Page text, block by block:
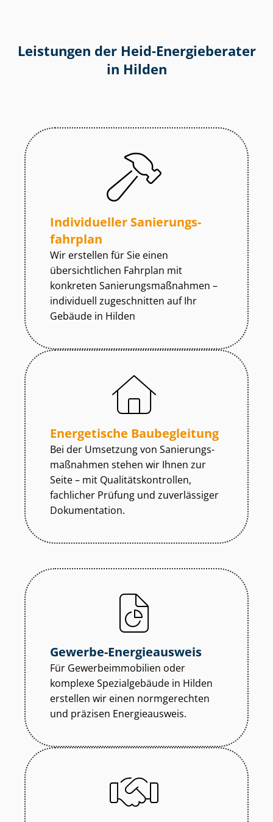
Leistungen der Heid-Energieberater
in Hilden
Individueller Sa­nie­rungs­
fahr­plan
Wir erstellen für Sie einen
übersichtlichen Fahrplan mit
konkreten Sa­nie­rungs­maß­nah­men –
individuell zugeschnitten auf Ihr
Gebäude in Hilden
Energetische Baubegleitung
Bei der Umsetzung von Sa­nie­rungs­
maß­nah­men stehen wir Ihnen zur
Seite – mit Qua­li­täts­kon­trol­len,
fachlicher Prüfung und zuverlässiger
Dokumentation.
Gewerbe-Energieausweis
Für Ge­wer­be­im­mo­bi­li­en oder
komplexe Spezialgebäude in Hilden
erstellen wir einen normgerechten
und präzisen Energieausweis.